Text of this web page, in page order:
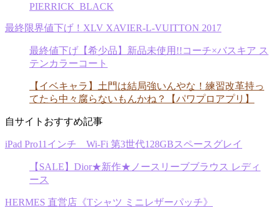
PIERRICK_BLACK
最終限界値下げ！XLV XAVIER-L-VUITTON 2017
最終値下げ【希少品】新品未使用!!コーチ×バスキア ス
テンカラーコート
【イベキャラ】土門は結局強いんやな！練習改革持っ
てたら中々腐らないもんかね？【パワプロアプリ】
自サイトおすすめ記事
iPad Pro11インチ Wi-Fi 第3世代128GBスペースグレイ
【SALE】Dior★新作★ノースリーブブラウス レディ
ース
HERMES 直営店《Tシャツ ミニレザーパッチ》